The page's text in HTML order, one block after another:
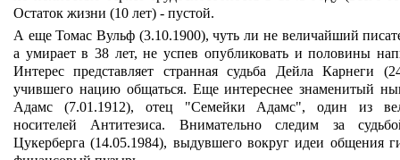
Остаток жизни (10 лет) - пустой.
А еще Томас Вульф (3.10.1900), чуть ли не величайший
а умирает в 38 лет, не успев опубликовать и половины
Интерес представляет странная судьба Дейла Карнеги
учившего нацию общаться. Еще интереснее знаменитый
Адамс (7.01.1912), отец "Семейки Адамс", один из
носителей Антитезиса. Внимательно следим за
Цукерберга (14.05.1984), выдувшего вокруг идеи общения